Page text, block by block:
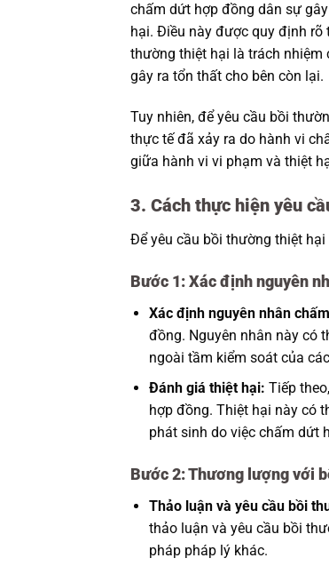
chấm dứt hợp đồng dân sự
hại. Điều này được quy định rõ
thường thiệt hại là trách nhiệm
gây ra tổn thất cho bên còn lại.
Tuy nhiên, để yêu cầu bồi
thực tế đã xảy ra do hành vi
giữa hành vi vi phạm và thiệt
3. Cách thực hiện yêu
Để yêu cầu bồi thường thiệt
Bước 1: Xác định nguyên
Xác định nguyên nhân
đồng. Nguyên nhân này có
ngoài tầm kiểm soát của
Đánh giá thiệt hại: Tiếp
hợp đồng. Thiệt hại này có
phát sinh do việc chấm dứt
Bước 2: Thương lượng với
Thảo luận và yêu cầu bồi
thảo luận và yêu cầu bồi
pháp pháp lý khác.